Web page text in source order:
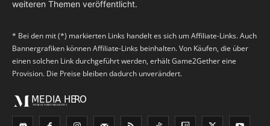
weiteren Themen veröffentlicht.
* Bei den mit (*) markierten Links handelt es sich um Affiliate-Links. Auch
Bannergrafiken können Affiliate-Links beinhalten. Von Käufen, die über
einen solchen Link durchgeführt werden, erhält Game2Gether eine
Provision. Die Preise bleiben dadurch unverändert.